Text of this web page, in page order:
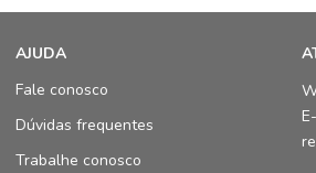
AJUDA
Fale conosco
Dúvidas frequentes
Trabalhe conosco